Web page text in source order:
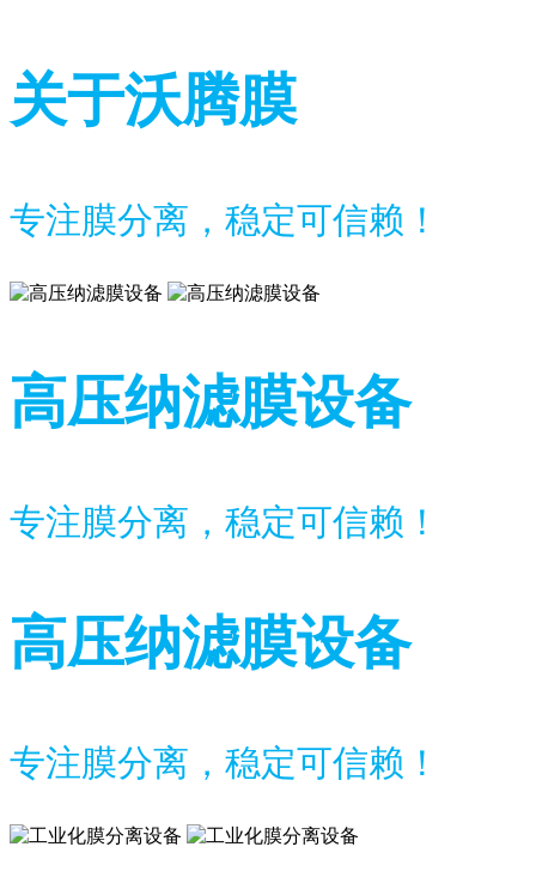
关于沃腾膜
专注膜分离，稳定可信赖！
高压纳滤膜设备
专注膜分离，稳定可信赖！
高压纳滤膜设备
专注膜分离，稳定可信赖！